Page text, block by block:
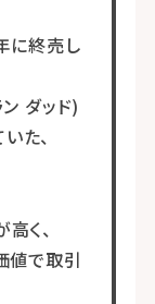
に終売し
ダッド)
た、
く、
値で取引